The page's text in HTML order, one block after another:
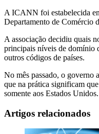
A ICANN foi estabelecida
Departamento de Comércio
A associação decidiu quais
principais níveis de domínio
outros códigos de países.
No mês passado, o governo
que na prática significam
somente aos Estados Unidos.
Artigos relacionados